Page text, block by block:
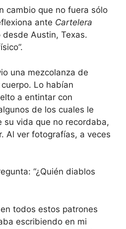
cambio que no fuera sólo
ante Cartelera
desde Austin, Texas.
una mezcolanza de
Lo habían
a entintar con
de los cuales le
su vida que no recordaba,
Al ver fotografías, a veces
“¿Quién diablos
todos estos patrones
escribiendo en mi